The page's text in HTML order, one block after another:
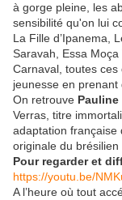
à gorge pleine, les
sensibilité qu'on lui
La Fille d’Ipanema,
Saravah, Essa
Carnaval, toutes
jeunesse en prenant
On retrouve Pauline
Verras, titre
adaptation française
originale du
Pour regarder et
https://youtu.be/
A l’heure où tout